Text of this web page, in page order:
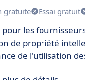
gratuite Essai gratuit
les
de propriété
de l'utilisation